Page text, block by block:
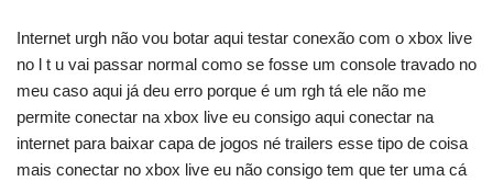
Internet urgh não vou botar aqui testar conexão com o xbox live
no l t u vai passar normal como se fosse um console travado no
meu caso aqui já deu erro porque é um rgh tá ele não me
permite conectar na xbox live eu consigo aqui conectar na
internet para baixar capa de jogos né trailers esse tipo de coisa
mais conectar no xbox live eu não consigo tem que ter uma cá